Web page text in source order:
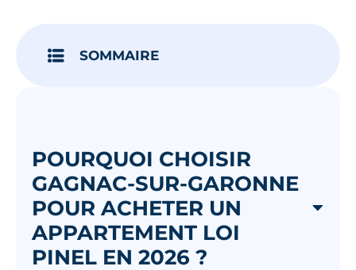
SOMMAIRE
POURQUOI CHOISIR
GAGNAC-SUR-GARONNE
POUR ACHETER UN
APPARTEMENT LOI
PINEL EN 2026 ?